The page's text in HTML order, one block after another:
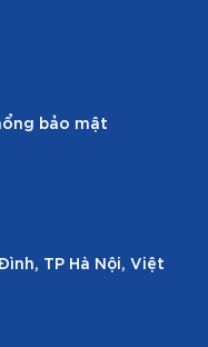
bảo mật
TP Hà Nội, Việt